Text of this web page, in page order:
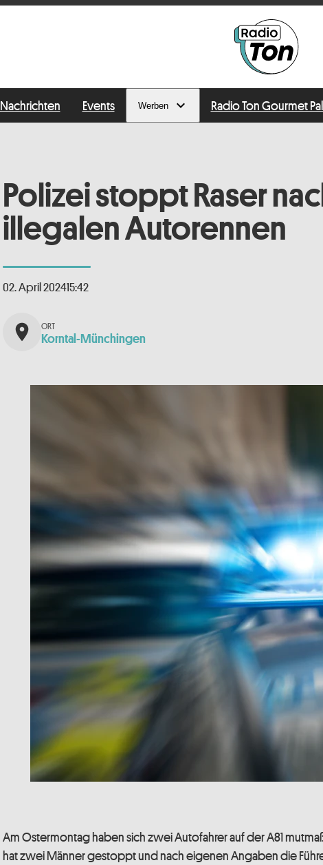
Nachrichten Events Werben Radio Ton Gourmet
Polizei stoppt Raser
illegalen Autorennen
02. April 202415:42
place Korntal-Münchingen
Am Ostermontag haben sich zwei Autofahrer auf der A81
hatzwei Männer gestoppt und nach eigenen Angaben die